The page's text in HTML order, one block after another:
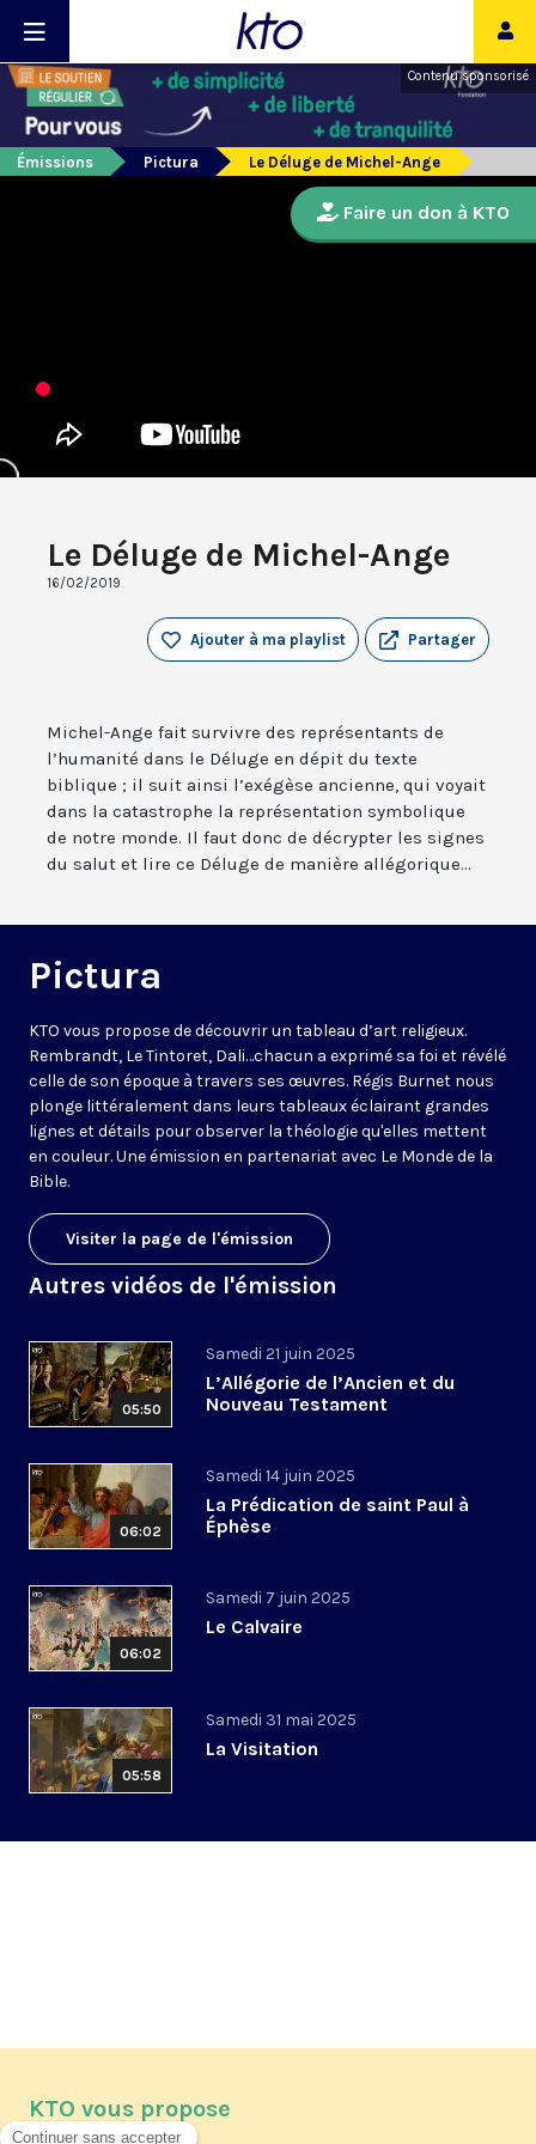
Contenu sponsorisé
Émissions Pictura Le Déluge de Michel-Ange
Le Déluge de Michel-Ange
16/02/2019
Partager
Ajouter à ma playlist
Michel-Ange fait survivre des représentants de
l’humanité dans le Déluge en dépit du texte
biblique ; il suit ainsi l’exégèse ancienne, qui voyait
dans la catastrophe la représentation symbolique
de notre monde. Il faut donc de décrypter les signes
du salut et lire ce Déluge de manière allégorique...
Pictura
KTO vous propose de découvrir un tableau d’art religieux.
Rembrandt, Le Tintoret, Dali…chacun a exprimé sa foi et révélé
celle de son époque à travers ses œuvres. Régis Burnet nous
plonge littéralement dans leurs tableaux éclairant grandes
lignes et détails pour observer la théologie qu'elles mettent
en couleur. Une émission en partenariat avec Le Monde de la
Bible.
Visiter la page de l'émission
Autres vidéos de l'émission
05:50
Samedi 21 juin 2025
L’Allégorie de l’Ancien et du
Nouveau Testament
06:02
Samedi 14 juin 2025
La Prédication de saint Paul à
Éphèse
06:02
Samedi 7 juin 2025
Le Calvaire
05:58
Samedi 31 mai 2025
La Visitation
Faire un don à KTO
KTO vous propose